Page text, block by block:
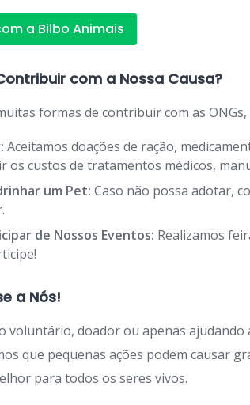
a Bilbo Animais
com a Nossa Causa?
formas de contribuir com as
Aceitamos doações de ração,
os custos de tratamentos médicos,
um Pet: Caso não possa adotar,
de Nossos Eventos: Realizamos
a Nós!
voluntário, doador ou apenas
que pequenas ações podem causar
para todos os seres vivos.